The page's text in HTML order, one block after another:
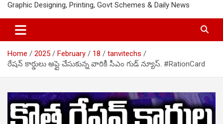
Graphic Designing, Printing, Govt Schemes & Daily News
Home 2025 February 18
tanvitechs
రేషన్ కార్డులు అప్లై చేసుకున్న వారికీ సీఎం గుడ్ న్యూస్. #RationCard